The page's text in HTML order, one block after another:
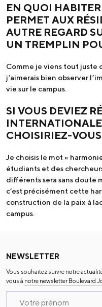
EN QUOI
PERMET AUX
AUTRE REGARD
UN TREMPLIN
Comme je viens tout juste
j’aimerais bien observer
vie sur le campus.
SI VOUS DEVIEZ
CHOISIRIEZ-
Je choisis le mot «
étudiants et des
différents sera sans doute
c’est précisément cette
construction de la paix à
campus.
NEWSLETTER
Vous souhaitez suivre notre
vous à notre newsletter Boulevard